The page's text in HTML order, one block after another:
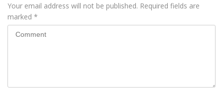
Your email address will not be published. Required fields are
marked *